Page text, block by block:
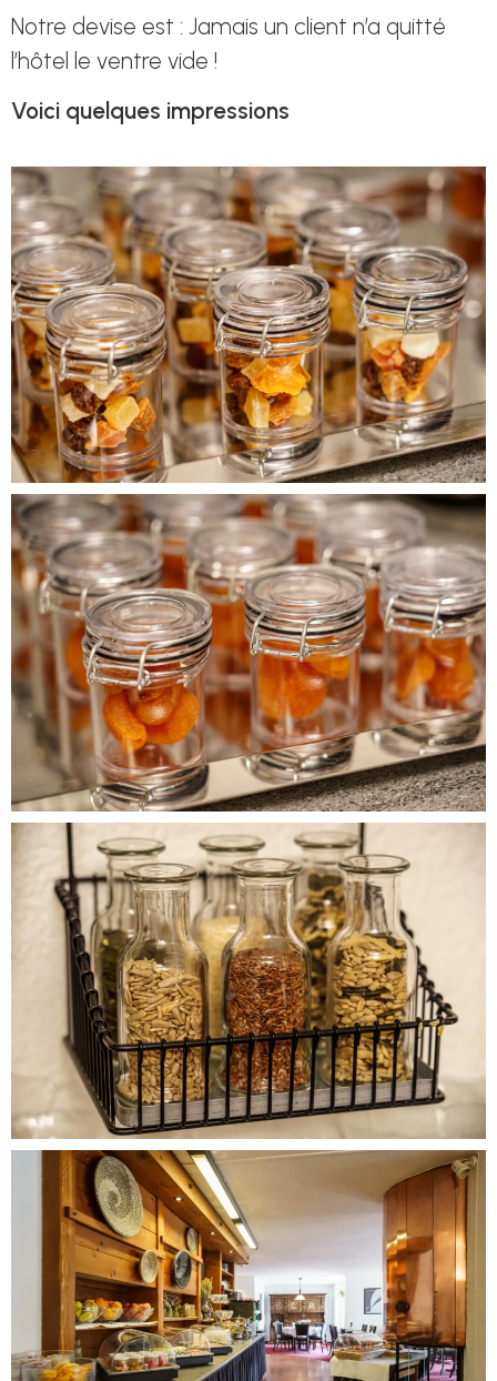
Notre devise est : Jamais un client n’a quitté
l’hôtel le ventre vide !
Voici quelques impressions